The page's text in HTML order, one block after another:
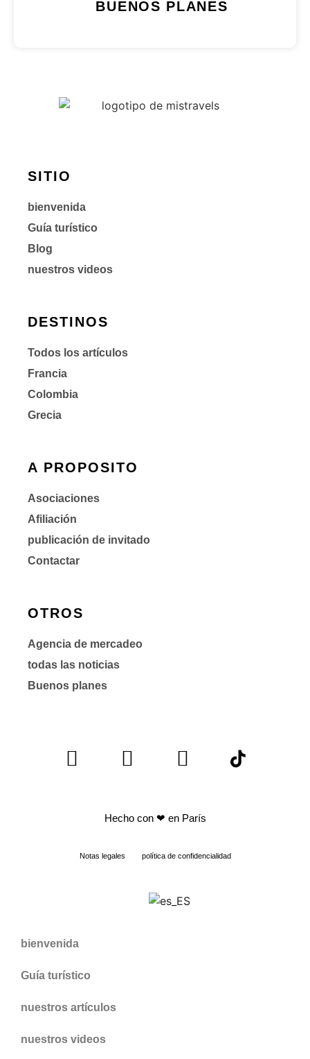
BUENOS PLANES
SITIO
bienvenida
Guía turístico
Blog
nuestros videos
DESTINOS
Todos los artículos
Francia
Colombia
Grecia
A PROPOSITO
Asociaciones
Afiliación
publicación de invitado
Contactar
OTROS
Agencia de mercadeo
todas las noticias
Buenos planes
Hecho con ❤ en París
Notas legales política de confidencialidad
bienvenida
Guía turístico
nuestros artículos
nuestros videos